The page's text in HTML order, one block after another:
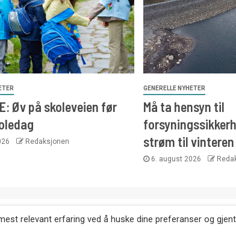
Øv på skoleveien før
Redaksjonen
GENERELLE NYHETER
Må ta hensyn til
strøm til vinteren
6. august 2026
Kopiering av tekst, bilder og annonser er ikke tillatt
relevant erfaring ved å huske dine preferanser og